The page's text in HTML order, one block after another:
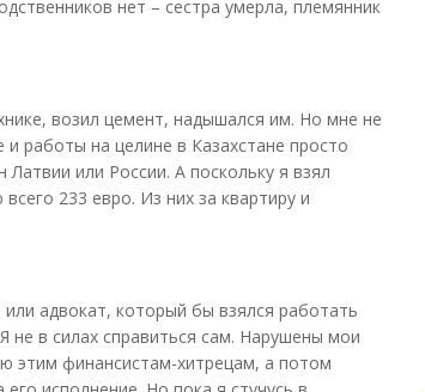
нет – сестра умерла, племянник
возил цемент, надышался им. Но мне не
работы на целине в Казахстане просто
или России. А поскольку я взял
233 евро. Из них за квартиру и
адвокат, который бы взялся работать
не в силах справиться сам. Нарушены мои
этим финансистам-хитрецам, а потом